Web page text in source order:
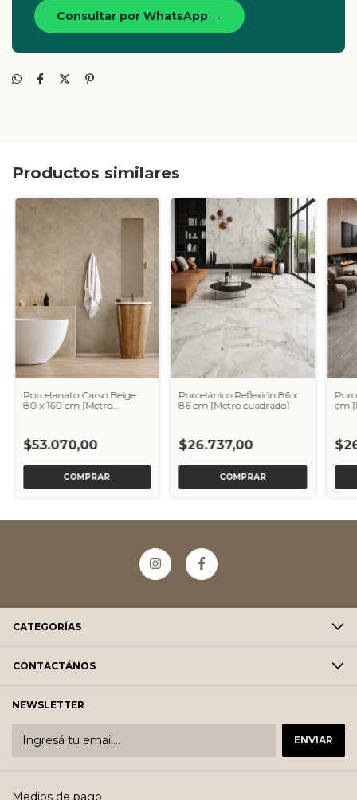
Consultar por WhatsApp →
Productos similares
Porcelanato Carso Beige
80 x 160 cm [Metro
$53.070,00
COMPRAR
Porcelánico Reflexión 86 x
86 cm [Metro cuadrado]
$26.737,00
cm
CATEGORÍAS
CONTACTÁNOS
NEWSLETTER
Medios de pago